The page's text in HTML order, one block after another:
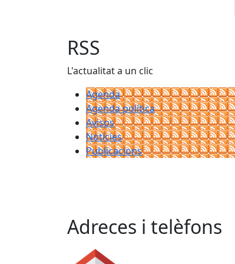
RSS
L'actualitat a un clic
Agenda
Agenda política
Avisos
Notícies
Publicacions
Adreces i telèfons